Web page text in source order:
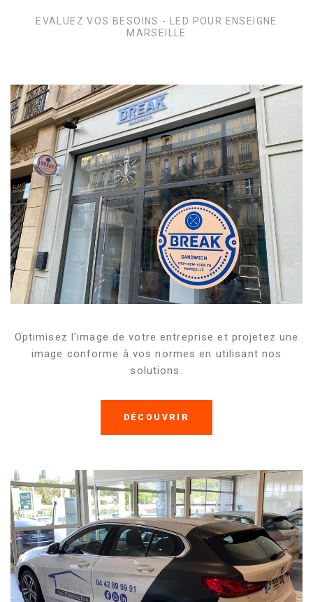
EVALUEZ VOS BESOINS - LED POUR ENSEIGNE
MARSEILLE
Optimisez l'image de votre entreprise et projetez une
image conforme à vos normes en utilisant nos
solutions.
DÉCOUVRIR